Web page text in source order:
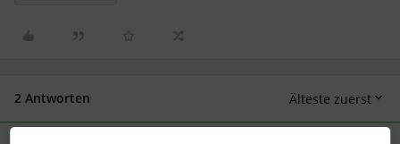
2 Antworten Älteste zuerst